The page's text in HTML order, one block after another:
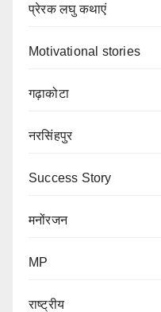
प्रेरक लघु कथाएं
Motivational stories
गढ़ाकोटा
नरसिंहपुर
Success Story
मनोंरजन
MP
राष्ट्रीय